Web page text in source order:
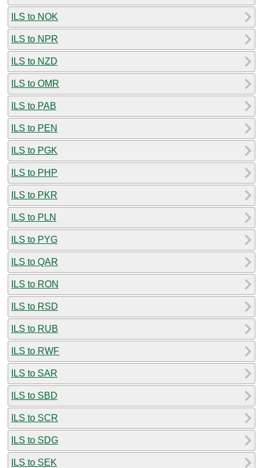
ILS to NOK
ILS to NPR
ILS to NZD
ILS to OMR
ILS to PAB
ILS to PEN
ILS to PGK
ILS to PHP
ILS to PKR
ILS to PLN
ILS to PYG
ILS to QAR
ILS to RON
ILS to RSD
ILS to RUB
ILS to RWF
ILS to SAR
ILS to SBD
ILS to SCR
ILS to SDG
ILS to SEK